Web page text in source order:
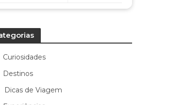
Curiosidades
Destinos
Dicas de Viagem